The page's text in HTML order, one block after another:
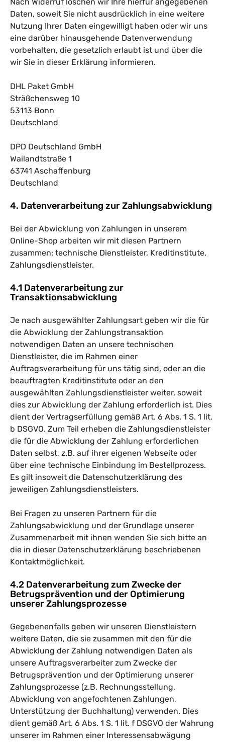
Daten, soweit Sie nicht ausdrücklich in eine weitere
Nutzung Ihrer Daten eingewilligt haben oder wir uns
eine darüber hinausgehende Datenverwendung
vorbehalten, die gesetzlich erlaubt ist und über die
wir Sie in dieser Erklärung informieren.
DHL Paket GmbH
Sträßchensweg 10
53113 Bonn
Deutschland
DPD Deutschland GmbH
Wailandtstraße 1
63741 Aschaffenburg
Deutschland
4. Datenverarbeitung zur Zahlungsabwicklung
Bei der Abwicklung von Zahlungen in unserem
Online-Shop arbeiten wir mit diesen Partnern
zusammen: technische Dienstleister, Kreditinstitute,
Zahlungsdienstleister.
4.1 Datenverarbeitung zur
Transaktionsabwicklung
Je nach ausgewählter Zahlungsart geben wir die für
die Abwicklung der Zahlungstransaktion
notwendigen Daten an unsere technischen
Dienstleister, die im Rahmen einer
Auftragsverarbeitung für uns tätig sind, oder an die
beauftragten Kreditinstitute oder an den
ausgewählten Zahlungsdienstleister weiter, soweit
dies zur Abwicklung der Zahlung erforderlich ist. Dies
dient der Vertragserfüllung gemäß Art. 6 Abs. 1 S. 1 lit.
b DSGVO. Zum Teil erheben die Zahlungsdienstleister
die für die Abwicklung der Zahlung erforderlichen
Daten selbst, z.B. auf ihrer eigenen Webseite oder
über eine technische Einbindung im Bestellprozess.
Es gilt insoweit die Datenschutzerklärung des
jeweiligen Zahlungsdienstleisters.
Bei Fragen zu unseren Partnern für die
Zahlungsabwicklung und der Grundlage unserer
Zusammenarbeit mit ihnen wenden Sie sich bitte an
die in dieser Datenschutzerklärung beschriebenen
Kontaktmöglichkeit.
4.2 Datenverarbeitung zum Zwecke der
Betrugsprävention und der Optimierung
unserer Zahlungsprozesse
Gegebenenfalls geben wir unseren Dienstleistern
weitere Daten, die sie zusammen mit den für die
Abwicklung der Zahlung notwendigen Daten als
unsere Auftragsverarbeiter zum Zwecke der
Betrugsprävention und der Optimierung unserer
Zahlungsprozesse (z.B. Rechnungsstellung,
Abwicklung von angefochtenen Zahlungen,
Unterstützung der Buchhaltung) verwenden. Dies
dient gemäß Art. 6 Abs. 1 S. 1 lit. f DSGVO der Wahrung
unserer im Rahmen einer Interessensabwägung